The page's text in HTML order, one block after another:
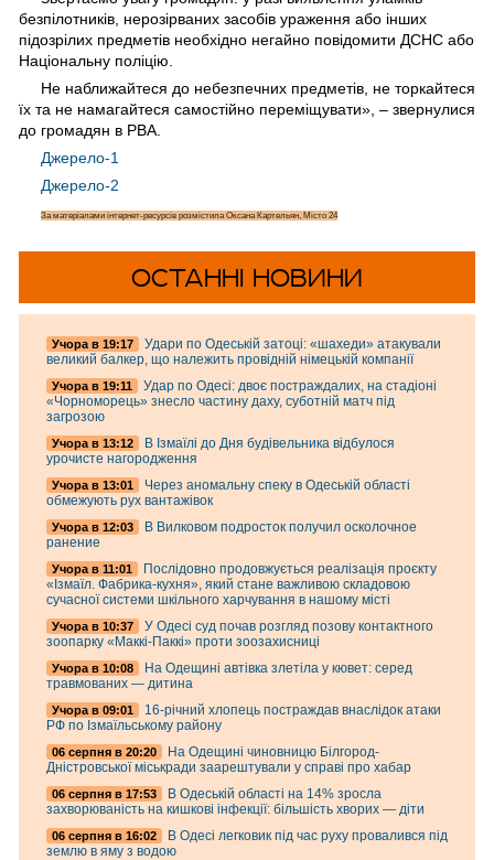
безпілотників, нерозірваних засобів ураження або інших
підозрілих предметів необхідно негайно повідомити ДСНС або
Національну поліцію.
Не наближайтеся до небезпечних предметів, не торкайтеся
їх та не намагайтеся самостійно переміщувати», – звернулися
до громадян в РВА.
Джерело-1
Джерело-2
За матеріалами інтернет-ресурсів розмістила Оксана Картельян, Місто 24
ОСТАННІ НОВИНИ
Учора в 19:17
Удари по Одеській затоці: «шахеди» атакували
великий балкер, що належить провідній німецькій компанії
Учора в 19:11
Удар по Одесі: двоє постраждалих, на стадіоні
«Чорноморець» знесло частину даху, суботній матч під
загрозою
Учора в 13:12
В Ізмаїлі до Дня будівельника відбулося
урочисте нагородження
Учора в 13:01
Через аномальну спеку в Одеській області
обмежують рух вантажівок
Учора в 12:03
В Вилковом подросток получил осколочное
ранение
Учора в 11:01
Послідовно продовжується реалізація проєкту
«Ізмаїл. Фабрика-кухня», який стане важливою складовою
сучасної системи шкільного харчування в нашому місті
Учора в 10:37
У Одесі суд почав розгляд позову контактного
зоопарку «Маккі-Паккі» проти зоозахисниці
Учора в 10:08
На Одещині автівка злетіла у кювет: серед
травмованих — дитина
Учора в 09:01
16-річний хлопець постраждав внаслідок атаки
РФ по Ізмаїльському району
06 серпня в 20:20
На Одещині чиновницю Білгород-
Дністровської міськради заарештували у справі про хабар
06 серпня в 17:53
В Одеській області на 14% зросла
захворюваність на кишкові інфекції: більшість хворих — діти
06 серпня в 16:02
В Одесі легковик під час руху провалився під
землю в яму з водою